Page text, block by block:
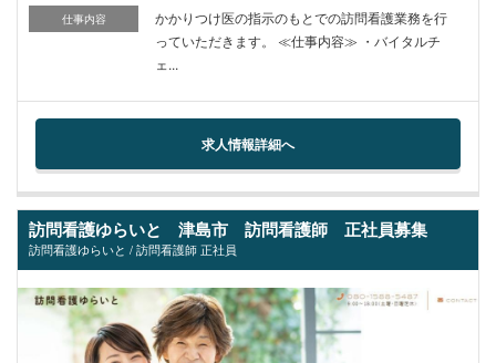
仕事内容
かかりつけ医の指示のもとでの訪問看護業務を行
っていただきます。 ≪仕事内容≫ ・バイタルチ
ェ...
求人情報詳細へ
訪問看護ゆらいと 津島市 訪問看護師 正社員募集
訪問看護ゆらいと / 訪問看護師 正社員